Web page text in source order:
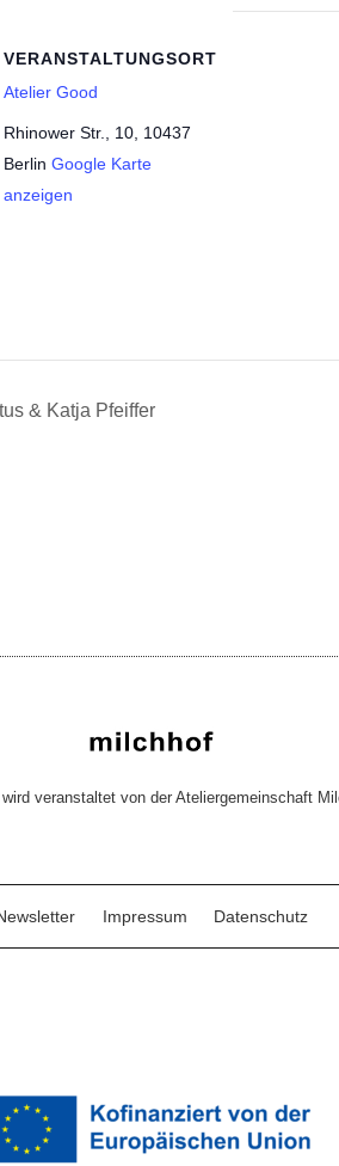
VERANSTALTUNGSORT
Atelier Good
Rhinower Str., 10, 10437
Berlin Google Karte
anzeigen
& Katja Pfeiffer
veranstaltet von der Ateliergemeinschaft
Impressum Datenschutz